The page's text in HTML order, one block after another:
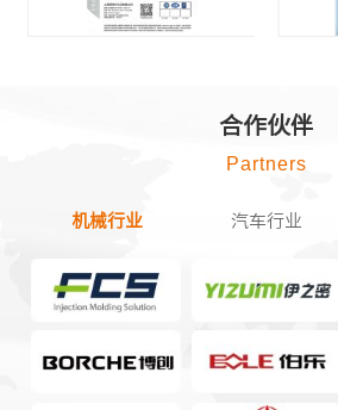
合作伙伴
Partners
机械行业 汽车行业